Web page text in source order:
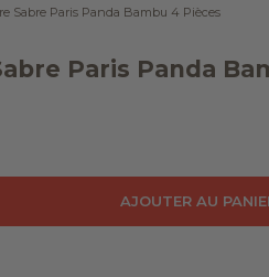
Sabre Paris Panda Bambu 4 Pièces
Paris Panda
quantité
AJOUTER AU